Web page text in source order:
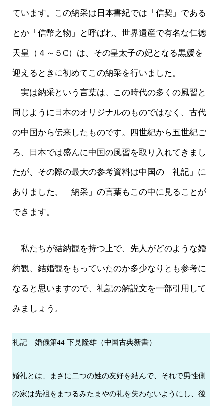
ています。この納采は日本書紀では「信契」である
とか「信幣之物」と呼ばれ、世界遺産で有名な仁徳
天皇（４～５C）は、その皇太子の妃となる黒媛を
迎えるときに初めてこの納采を行いました。
実は納采という言葉は、この時代の多くの風習と
同じように日本のオリジナルのものではなく、古代
の中国から伝来したものです。四世紀から五世紀ご
ろ、日本では盛んに中国の風習を取り入れてきまし
たが、その際の最大の参考資料は中国の「礼記」に
ありました。「納采」の言葉もこの中に見ることが
できます。
私たちが結納観を持つ上で、先人がどのような婚
約観、結婚観をもっていたのか多少なりとも参考に
なると思いますので、礼記の解説文を一部引用して
みましょう。
礼記 婚儀第44 下見隆雄（中国古典新書）
婚礼とは、まさに二つの姓の友好を結んで、それで男性側
の家は先祖をまつるみたまやの礼を失わないようにし、後